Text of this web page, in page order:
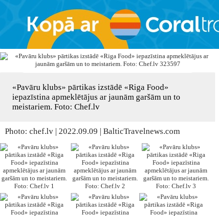
«Pavāru klubs» pārtikas izstādē «Riga Food»
iepazīstina apmeklētājus ar jaunām garšām un to
meistariem. Foto: Chef.lv
Photo: chef.lv | 2022.09.09 | BalticTravelnews.com